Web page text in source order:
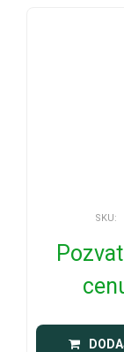
SKU: